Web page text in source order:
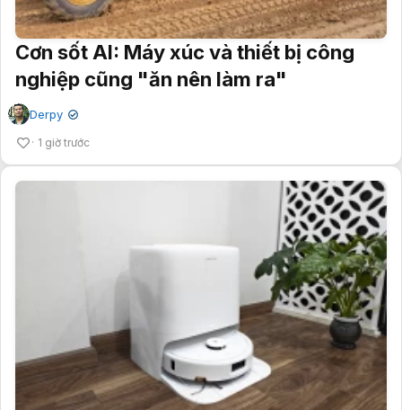
Cơn sốt AI: Máy xúc và thiết bị công
nghiệp cũng "ăn nên làm ra"
Derpy ✔
1 giờ trước